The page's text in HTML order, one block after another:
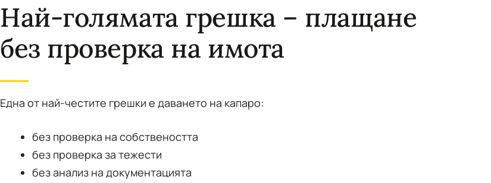
Най-голямата грешка – плащане
без проверка на имота
Една от най-честите грешки е даването на капаро:
без проверка на собствеността
без проверка за тежести
без анализ на документацията